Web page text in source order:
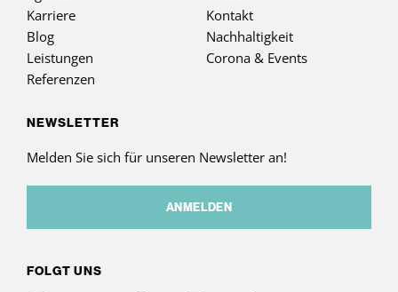
Karriere
Blog
Leistungen
Referenzen
Kontakt
Nachhaltigkeit
Corona & Events
NEWSLETTER
Melden Sie sich für unseren Newsletter an!
ANMELDEN
FOLGT UNS